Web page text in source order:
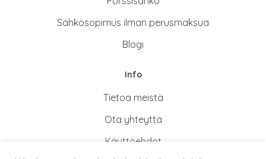
Sähkösopimus ilman perusmaksua
Blogi
Info
Tietoa meistä
Ota yhteyttä
Käyttöehdot